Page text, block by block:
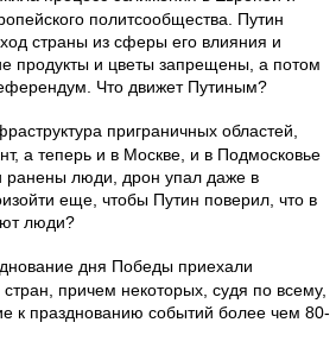
политсообщества. Путин
страны из сферы его влияния и
продукты и цветы запрещены, а потом
Что движет Путиным?
приграничных областей,
а теперь и в Москве, и в Подмосковье
ранены люди, дрон упал даже в
еще, чтобы Путин поверил, что в
люди?
дня Победы приехали
причем некоторых, судя по всему,
к празднованию событий более чем 80-